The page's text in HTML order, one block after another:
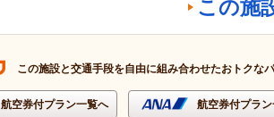
この施
この施設と交通手段を自由に組み合わせたおトクな
航空券付プラン一覧へ 航空券付プラ